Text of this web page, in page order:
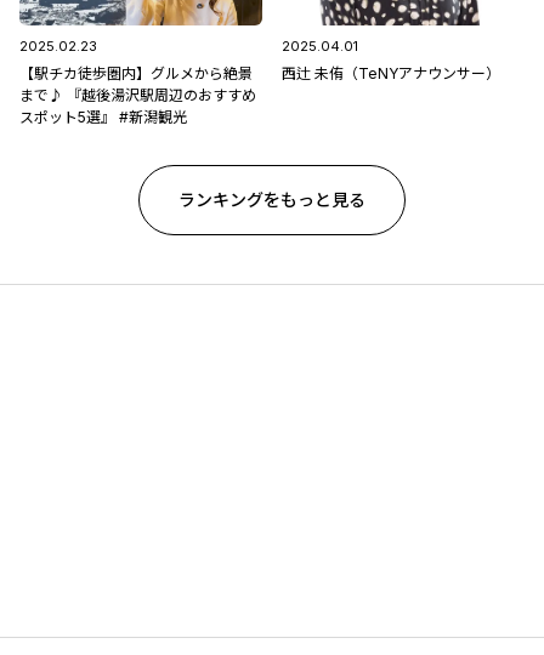
2025.02.23
【駅チカ徒歩圏内】グルメから絶景
まで♪ 『越後湯沢駅周辺のおすすめ
スポット5選』 #新潟観光
2025.04.01
西辻 未侑（TeNYアナウンサー）
ランキングをもっと見る